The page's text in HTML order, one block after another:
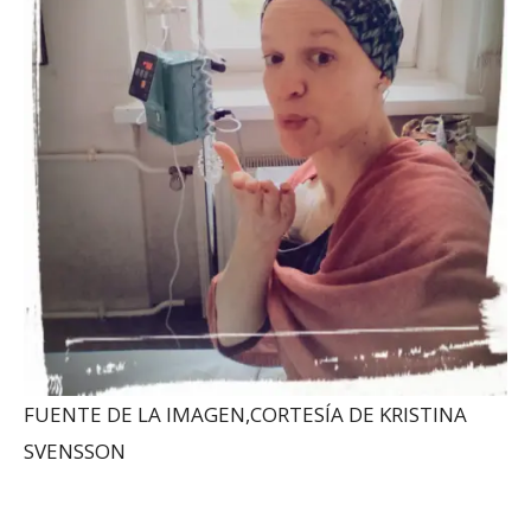
FUENTE DE LA IMAGEN,CORTESÍA DE KRISTINA
SVENSSON